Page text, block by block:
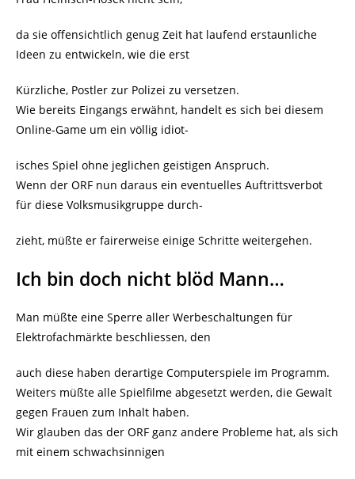
da sie offensichtlich genug Zeit hat laufend erstaunliche
Ideen zu entwickeln, wie die erst
Kürzliche, Postler zur Polizei zu versetzen.
Wie bereits Eingangs erwähnt, handelt es sich bei diesem
Online-Game um ein völlig idiot-
isches Spiel ohne jeglichen geistigen Anspruch.
Wenn der ORF nun daraus ein eventuelles Auftrittsverbot
für diese Volksmusikgruppe durch-
zieht, müßte er fairerweise einige Schritte weitergehen.
Ich bin doch nicht blöd Mann…
Man müßte eine Sperre aller Werbeschaltungen für
Elektrofachmärkte beschliessen, den
auch diese haben derartige Computerspiele im Programm.
Weiters müßte alle Spielfilme abgesetzt werden, die Gewalt
gegen Frauen zum Inhalt haben.
Wir glauben das der ORF ganz andere Probleme hat, als sich
mit einem schwachsinnigen